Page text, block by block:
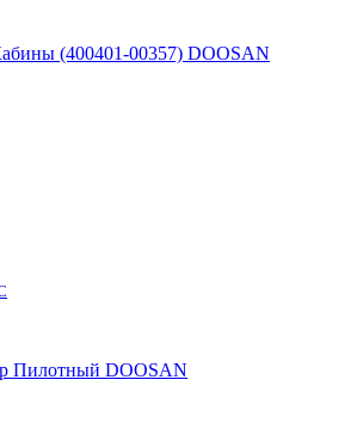
(400401-00357) DOOSAN
Пилотный DOOSAN